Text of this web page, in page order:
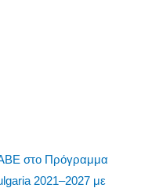
στο Πρόγραμμα
2021–2027 με